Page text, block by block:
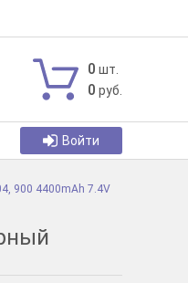
0 шт.
0 руб.
Войти
900 4400mAh 7.4V